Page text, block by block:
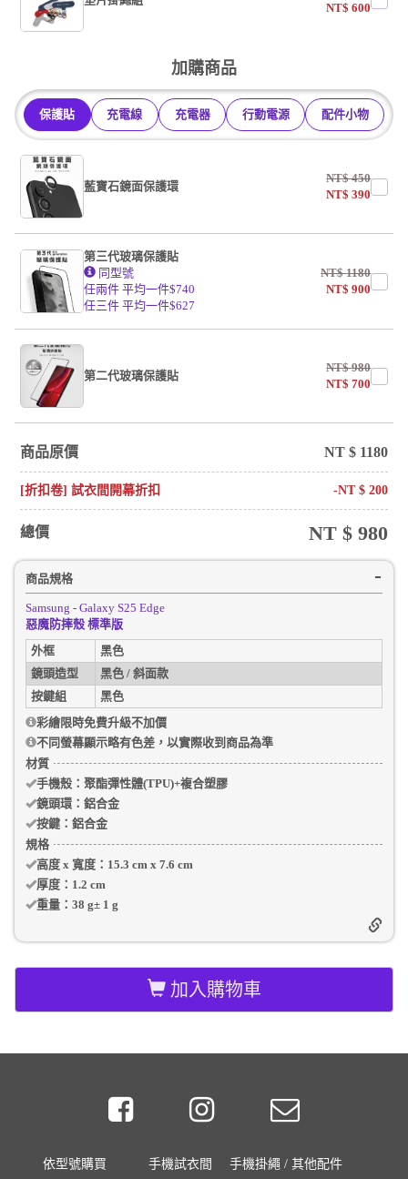
NT$600
掛繩
加購商品
保護貼 充電線 充電器 行動電源 配件小物
藍寶石鏡面保護環
NT$450
NT$390
第三代玻璃保護貼
同型號
任兩件 平均一件$740
任三件 平均一件$627
NT$1180
NT$900
第二代玻璃保護貼
NT$980
NT$700
商品原價 NT $ 1180
[折扣卷] 試衣間開幕折扣 -NT $200
總價 NT $980
商品規格
Samsung - Galaxy S25 Edge
惡魔防摔殼 標準版
外框
黑色
鏡頭造型
黑色 / 斜面款
按鍵組
黑色
彩繪限時免費升級不加價
不同螢幕顯示略有色差，以實際收到商品為準
材質
手機殼：聚酯彈性體(TPU)+複合塑膠
鏡頭環： 鋁合金
按鍵： 鋁合金
規格
高度 x 寬度： 15.3 cm x 7.6 cm
厚度： 1.2 cm
重量： 38 g±1 g
加入購物車
依型號購買 手機試衣間 手機掛繩 / 其他配件